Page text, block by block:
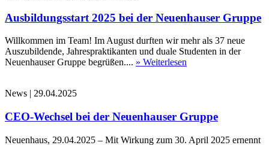
Ausbildungsstart 2025 bei der Neuenhauser Gruppe
Willkommen im Team! Im August durften wir mehr als 37 neue
Auszubildende, Jahrespraktikanten und duale Studenten in der
Neuenhauser Gruppe begrüßen.... » Weiterlesen
News | 29.04.2025
CEO-Wechsel bei der Neuenhauser Gruppe
Neuenhaus, 29.04.2025 – Mit Wirkung zum 30. April 2025 ernennt